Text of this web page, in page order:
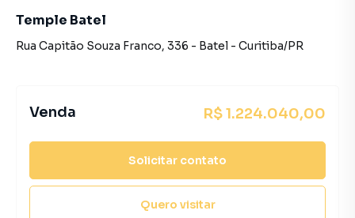
Temple Batel
Rua Capitão Souza Franco, 336 - Batel - Curitiba/PR
Venda R$ 1.224.040,00
Solicitar contato
Quero visitar